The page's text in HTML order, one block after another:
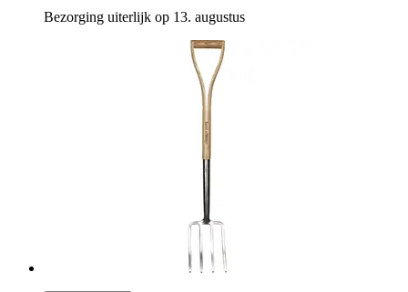
Bezorging uiterlijk op 13. augustus